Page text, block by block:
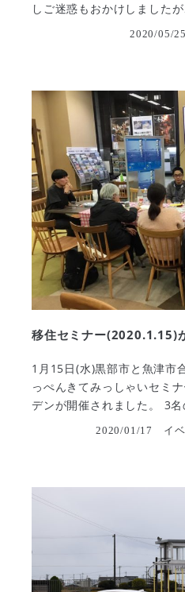
しご迷惑もおかけしました
2020/05/25
移住セミナー(2020.1.15)
1月15日(水)黒部市と魚津市
っぺんきてみっしゃいセミ
デンが開催されました。 3
2020/01/17 イ